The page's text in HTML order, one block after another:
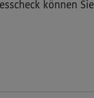
können Sie